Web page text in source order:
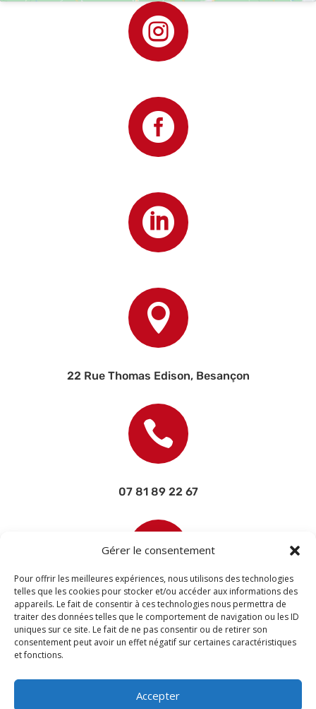
Gérer le consentement
Pour offrir les meilleures expériences, nous utilisons des technologies
telles que les cookies pour stocker et/ou accéder aux informations des
appareils. Le fait de consentir à ces technologies nous permettra de
traiter des données telles que le comportement de navigation ou les ID
uniques sur ce site. Le fait de ne pas consentir ou de retirer son
consentement peut avoir un effet négatif sur certaines caractéristiques
et fonctions.
Accepter




22 Rue Thomas Edison, Besançon

07 81 89 22 67

contact@devisettravaux.fr